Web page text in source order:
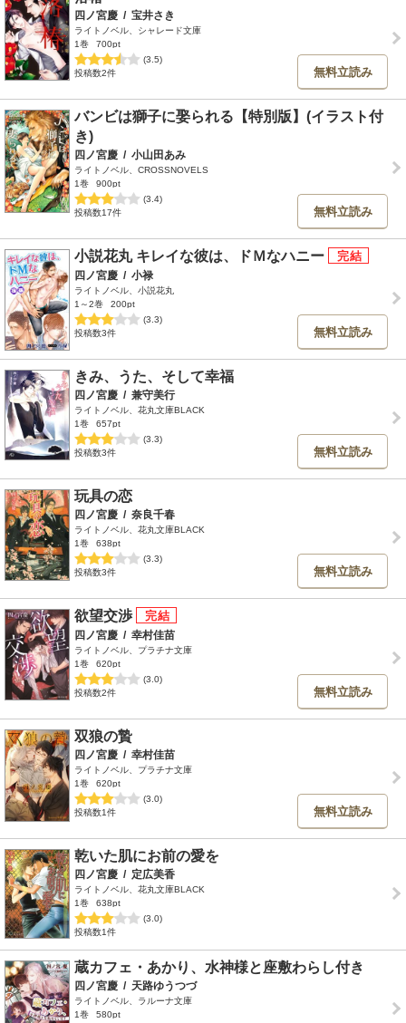
四ノ宮慶 / 宝井さき
ライトノベル、シャレード文庫
1巻
700pt
(3.5)
投稿数2件
無料立読み
バンビは獅子に娶られる【特別版】(イラスト付
き)
四ノ宮慶 / 小山田あみ
ライトノベル、CROSSNOVELS
1巻
900pt
(3.4)
投稿数17件
無料立読み
小説花丸 キレイな彼は、ドＭなハニー
四ノ宮慶 / 小禄
ライトノベル、小説花丸
1～2巻
200pt
(3.3)
投稿数3件
無料立読み
きみ、うた、そして幸福
四ノ宮慶 / 兼守美行
ライトノベル、花丸文庫BLACK
1巻
657pt
(3.3)
投稿数3件
無料立読み
玩具の恋
四ノ宮慶 / 奈良千春
ライトノベル、花丸文庫BLACK
1巻
638pt
(3.3)
投稿数3件
無料立読み
欲望交渉
四ノ宮慶 / 幸村佳苗
ライトノベル、プラチナ文庫
1巻
620pt
(3.0)
投稿数2件
無料立読み
双狼の贄
四ノ宮慶 / 幸村佳苗
ライトノベル、プラチナ文庫
1巻
620pt
(3.0)
投稿数1件
無料立読み
乾いた肌にお前の愛を
四ノ宮慶 / 定広美香
ライトノベル、花丸文庫BLACK
1巻
638pt
(3.0)
投稿数1件
蔵カフェ・あかり、水神様と座敷わらし付き
四ノ宮慶 / 天路ゆうつづ
ライトノベル、ラルーナ文庫
1巻
580pt